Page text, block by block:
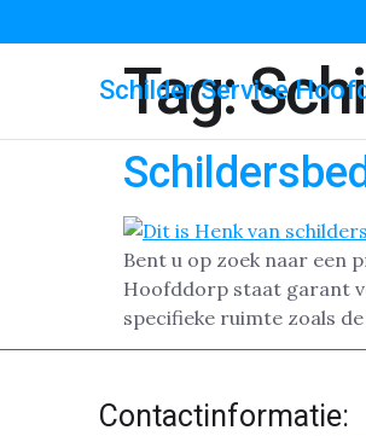
Schilder Service
Tag:
Bent u op zoek naar een
Hoofddorp staat garant
specifieke ruimte zoals
Contactinformatie: